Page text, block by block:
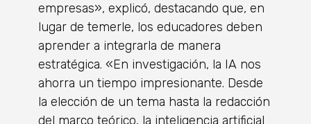
empresas», explicó, destacando que, en
lugar de temerle, los educadores deben
aprender a integrarla de manera
estratégica. «En investigación, la IA nos
ahorra un tiempo impresionante. Desde
la elección de un tema hasta la redacción
del marco teórico, la inteligencia artificial